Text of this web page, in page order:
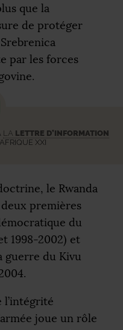
que la
de protéger
par les forces
LA LETTRE D’INFORMATION
XXI
le Rwanda
deux premières
du
1998-2002) et
guerre du Kivu
l’intégrité
joue un rôle